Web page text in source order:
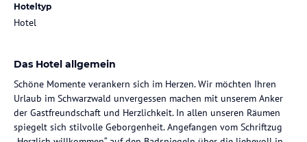
Hoteltyp
Hotel
Das Hotel allgemein
Schöne Momente verankern sich im Herzen. Wir möchten Ihren
Urlaub im Schwarzwald unvergessen machen mit unserem Anker
der Gastfreundschaft und Herzlichkeit. In allen unseren Räumen
spiegelt sich stilvolle Geborgenheit. Angefangen vom Schriftzug